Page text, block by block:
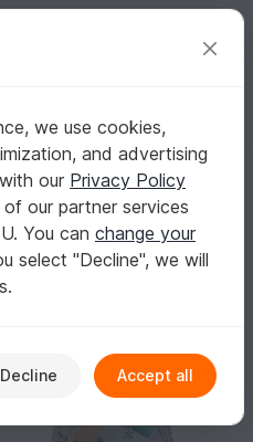
(USD) Log in Register for free
Dinos & dragons
we use cookies,
and advertising
our Privacy Policy
of our partner services
You can change your
select "Decline", we will
Decline Accept all